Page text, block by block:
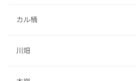
カル桶
川畑